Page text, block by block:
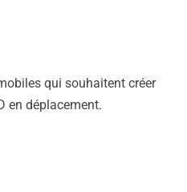
qui souhaitent créer
en déplacement.